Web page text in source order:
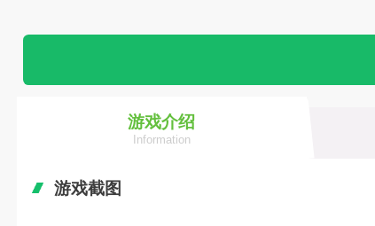
游戏介绍
Information
游戏截图